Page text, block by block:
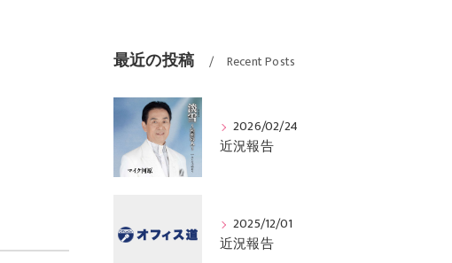
最近の投稿 Recent Posts
2026/02/24
近況報告
2025/12/01
近況報告